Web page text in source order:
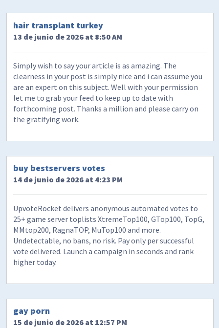
hair transplant turkey
13 de junio de 2026 at 8:50 AM
Simply wish to say your article is as amazing. The
clearness in your post is simply nice and i can assume you
are an expert on this subject. Well with your permission
let me to grab your feed to keep up to date with
forthcoming post. Thanks a million and please carry on
the gratifying work.
buy bestservers votes
14 de junio de 2026 at 4:23 PM
UpvoteRocket delivers anonymous automated votes to
25+ game server toplists XtremeTop100, GTop100, TopG,
MMtop200, RagnaTOP, MuTop100 and more.
Undetectable, no bans, no risk. Pay only per successful
vote delivered. Launch a campaign in seconds and rank
higher today.
gay porn
15 de junio de 2026 at 12:57 PM